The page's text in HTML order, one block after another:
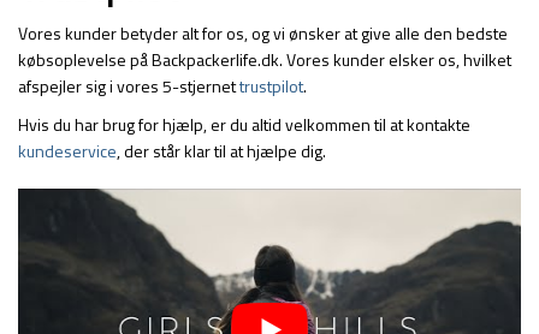
Vores kunder betyder alt for os, og vi ønsker at give alle den bedste
købsoplevelse på Backpackerlife.dk. Vores kunder elsker os, hvilket
afspejler sig i vores 5-stjernettrustpilot.
Hvis du har brug for hjælp, er du altid velkommen til at kontakte
kundeservice, der står klar til at hjælpe dig.